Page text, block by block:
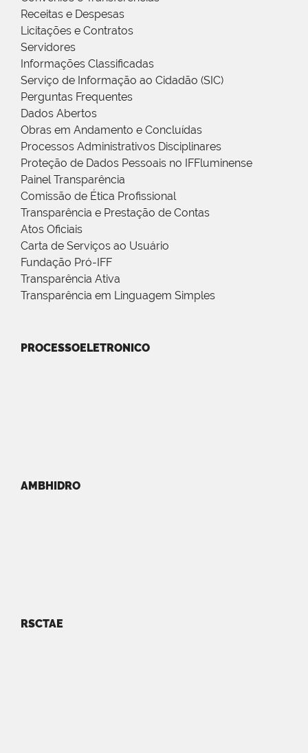
Receitas e Despesas
Licitações e Contratos
Servidores
Informações Classificadas
Serviço de Informação ao Cidadão (SIC)
Perguntas Frequentes
Dados Abertos
Obras em Andamento e Concluídas
Processos Administrativos Disciplinares
Proteção de Dados Pessoais no IFFluminense
Painel Transparência
Comissão de Ética Profissional
Transparência e Prestação de Contas
Atos Oficiais
Carta de Serviços ao Usuário
Fundação Pró-IFF
Transparência Ativa
Transparência em Linguagem Simples
PROCESSOELETRONICO
AMBHIDRO
RSCTAE